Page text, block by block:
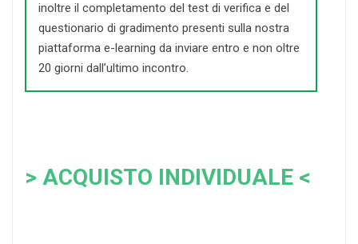
inoltre il completamento del test di verifica e del
questionario di gradimento presenti sulla nostra
piattaforma e-learning da inviare entro e non oltre
20 giorni dall’ultimo incontro.
> ACQUISTO INDIVIDUALE <